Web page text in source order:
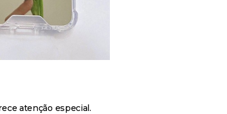
atenção especial.